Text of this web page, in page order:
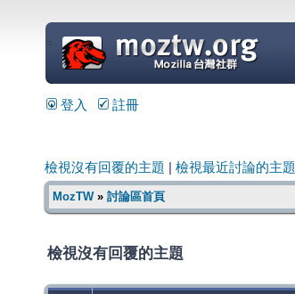
=
登入 註冊
檢視沒有回覆的主題 檢視最近討論的主題
MozTW» 討論區首頁
檢視沒有回覆的主題